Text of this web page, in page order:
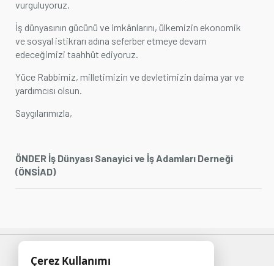
vurguluyoruz.
İş dünyasının gücünü ve imkânlarını, ülkemizin ekonomik
ve sosyal istikrarı adına seferber etmeye devam
edeceğimizi taahhüt ediyoruz.
Yüce Rabbimiz, milletimizin ve devletimizin daima yar ve
yardımcısı olsun.
Saygılarımızla,
ÖNDER İş Dünyası Sanayici ve İş Adamları Derneği
(ÖNSİAD)
Çerez Kullanımı